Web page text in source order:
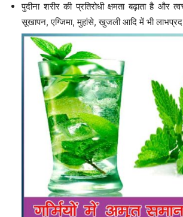
पुदीना शरीर की प्रतिरोधी क्षमता बढ़ाता है और
सूखापन, एग्जिमा, मुहांसे, खुजली आदि में भी